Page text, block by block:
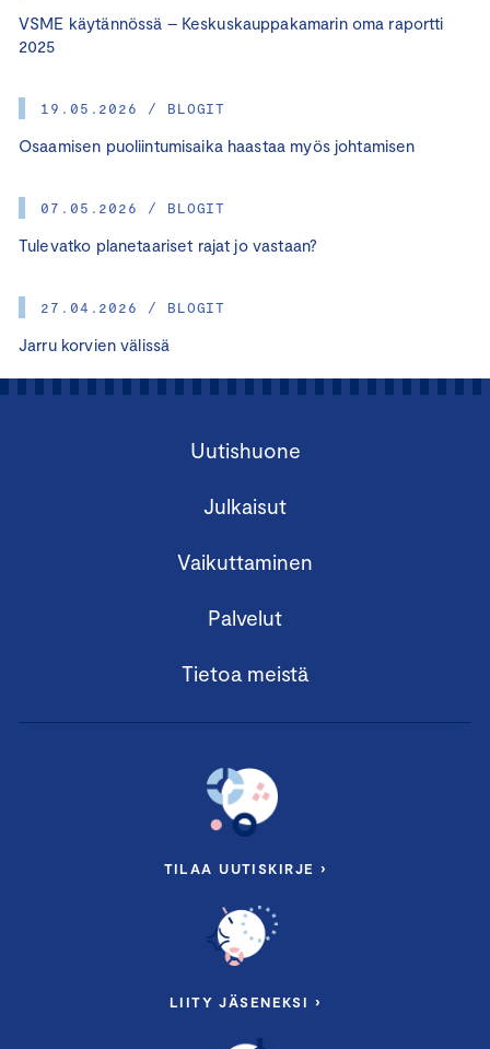
VSME käytännössä – Keskuskauppakamarin oma raportti
2025
19.05.2026 / BLOGIT
Osaamisen puoliintumisaika haastaa myös johtamisen
07.05.2026 / BLOGIT
Tulevatko planetaariset rajat jo vastaan?
27.04.2026 / BLOGIT
Jarru korvien välissä
Uutishuone
Julkaisut
Vaikuttaminen
Palvelut
Tietoa meistä
TILAA UUTISKIRJE ›
LIITY JÄSENEKSI ›